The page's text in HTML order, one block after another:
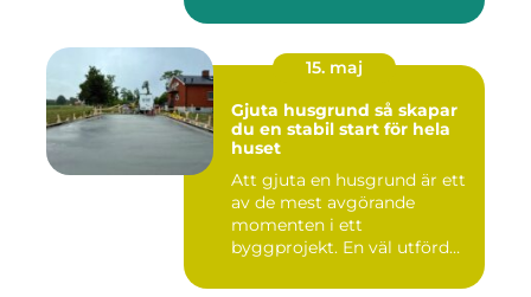
15. maj
Gjuta husgrund så skapar
du en stabil start för hela
huset
Att gjuta en husgrund är ett
av de mest avgörande
momenten i ett
byggprojekt. En väl utförd